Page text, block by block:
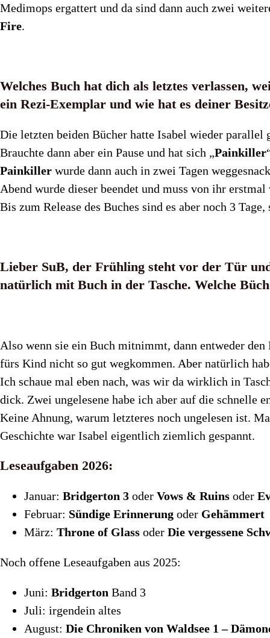
Medimops ergattert und da sind dann auch zwei
Fire.
Welches Buch hat dich als letztes verlassen,
ein Rezi-Exemplar und wie hat es deiner
Die letzten beiden Bücher hatte Isabel wieder parallel
Brauchte dann aber ein Pause und hat sich „Painkiller
Painkiller wurde dann auch in zwei Tagen
Abend wurde dieser beendet und muss von ihr
Bis zum Release des Buches sind es aber noch 3
Lieber SuB, der Frühling steht vor der Tür
natürlich mit Buch in der Tasche. Welche
Also wenn sie ein Buch mitnimmt, dann entweder
fürs Kind nicht so gut wegkommen. Aber natürlich
Ich schaue mal eben nach, was wir da wirklich in
dick. Zwei ungelesene habe ich aber auf die schnelle
Keine Ahnung, warum letzteres noch ungelesen ist.
Geschichte war Isabel eigentlich ziemlich gespannt.
Leseaufgaben 2026:
Januar: Bridgerton 3 oder Vows & Ruins oder
Februar: Sündige Erinnerung oder Gehämmert
März: Throne of Glass oder Die vergessene
Noch offene Leseaufgaben aus 2025:
Juni: Bridgerton Band 3
Juli: irgendein altes
August: Die Chroniken von Waldsee 1 –